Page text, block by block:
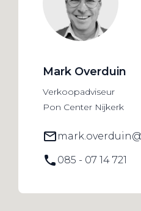
Mark Overduin
Verkoopadviseur
Pon Center Nijkerk
085 - 07 14 721